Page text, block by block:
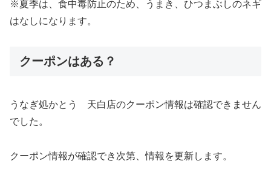
※夏季は、食中毒防止のため、うまき、ひつまぶしのネギ
はなしになります。
クーポンはある？
うなぎ処かとう 天白店のクーポン情報は確認できません
でした。
クーポン情報が確認でき次第、情報を更新します。